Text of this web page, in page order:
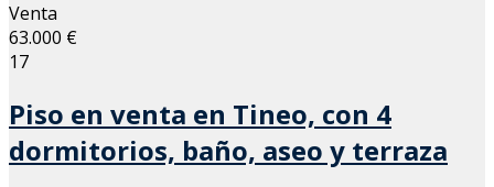
Venta
63.000 €
17
Piso en venta en Tineo, con 4
dormitorios, baño, aseo y terraza